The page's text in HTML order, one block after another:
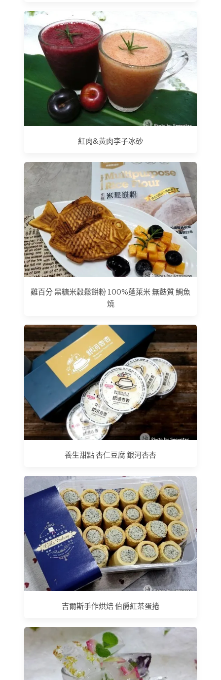
紅肉&黃肉李子冰砂
雞百分 黑糖米穀鬆餅粉 100%蓬萊米 無麩質 鯛魚
燒
養生甜點 杏仁豆腐 銀河杏杏
吉爾斯手作烘焙 伯爵紅茶蛋捲